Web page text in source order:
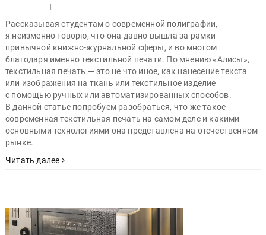
|
Рассказывая студентам о современной полиграфии,
я неизменно говорю, что она давно вышла за рамки
привычной книжно-журнальной сферы, и во многом
благодаря именно текстильной печати. По мнению «Алисы»,
текстильная печать — это не что иное, как нанесение текста
или изображения на ткань или текстильное изделие
с помощью ручных или автоматизированных способов.
В данной статье попробуем разобраться, что же такое
современная текстильная печать на самом деле и какими
основными технологиями она представлена на отечественном
рынке.
Читать далее